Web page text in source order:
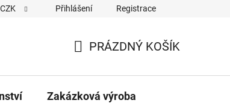
CZK Přihlášení Registrace
KOŠÍK
PRÁZDNÝ KOŠÍK
Zakázková výroba